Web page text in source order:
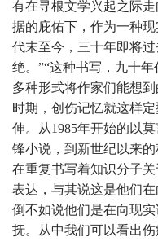
有在寻根文学兴起之际
据的庇佑下，作为一种
代末至今，三十年即将
绝。”“这种书写，九十
多种形式将作家们能想
时期，创伤记忆就这样
伸。从1985年开始的以
锋小说，到新世纪以来
在重复书写着知识分子
表达，与其说这是他们
倒不如说他们是在向现
抚。从中我们可以看出